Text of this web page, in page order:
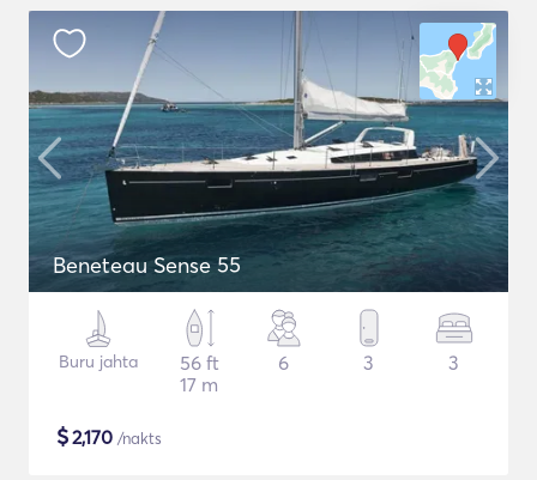
Beneteau Sense 55
Buru jahta
56 ft
17 m
6 3 3
$2,170 /nakts